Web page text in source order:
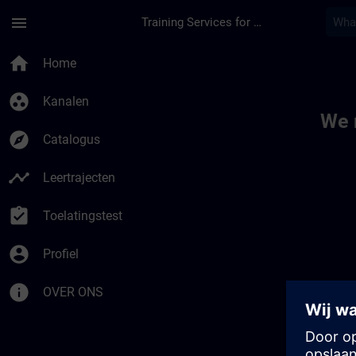
menu Training Services for Digital Industries
home Home
group_work Kanalen
explore Catalogus
timeline Leertrajecten
assignment_turned_in Toelatingstest
account_circle Profiel
info OVER ONS
We